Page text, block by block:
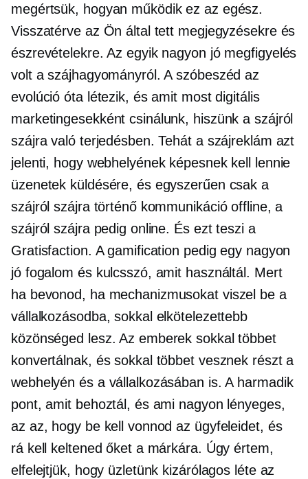
megértsük, hogyan működik ez az egész.
Visszatérve az Ön által tett megjegyzésekre és
észrevételekre. Az egyik nagyon jó megfigyelés
volt a szájhagyományról. A szóbeszéd az
evolúció óta létezik, és amit most digitális
marketingesekként csinálunk, hiszünk a szájról
szájra való terjedésben. Tehát a szájreklám azt
jelenti, hogy webhelyének képesnek kell lennie
üzenetek küldésére, és egyszerűen csak a
szájról szájra történő kommunikáció offline, a
szájról szájra pedig online. És ezt teszi a
Gratisfaction. A gamification pedig egy nagyon
jó fogalom és kulcsszó, amit használtál. Mert
ha bevonod, ha mechanizmusokat viszel be a
vállalkozásodba, sokkal elkötelezettebb
közönséged lesz. Az emberek sokkal többet
konvertálnak, és sokkal többet vesznek részt a
webhelyén és a vállalkozásában is. A harmadik
pont, amit behoztál, és ami nagyon lényeges,
az az, hogy be kell vonnod az ügyfeleidet, és
rá kell keltened őket a márkára. Úgy értem,
elfelejtjük, hogy üzletünk kizárólagos léte az